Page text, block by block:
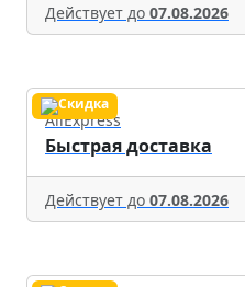
Действует до 07.08.2026
AliExpress
Быстрая доставка
Действует до 07.08.2026